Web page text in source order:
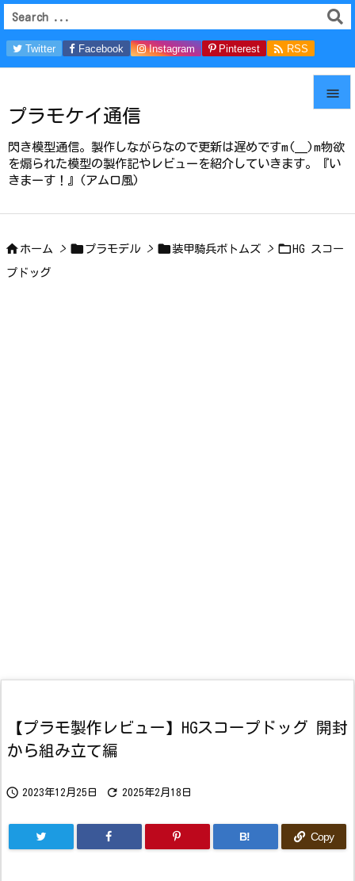
プラモケイ通信
閃き模型通信。製作しながらなので更新は遅めですm(__)m物欲
を煽られた模型の製作記やレビューを紹介していきます。『い
きまーす！』(アムロ風)

メニュ


Twitter Facebook Instagram Pinterest  RSS
 ホーム >  プラモデル >  装甲騎兵ボトムズ >  HG スコー
プドッグ
【プラモ製作レビュー】HGスコープドッグ 開封
から組み立て編
 2023年12月25日  2025年2月18日
B! Copy